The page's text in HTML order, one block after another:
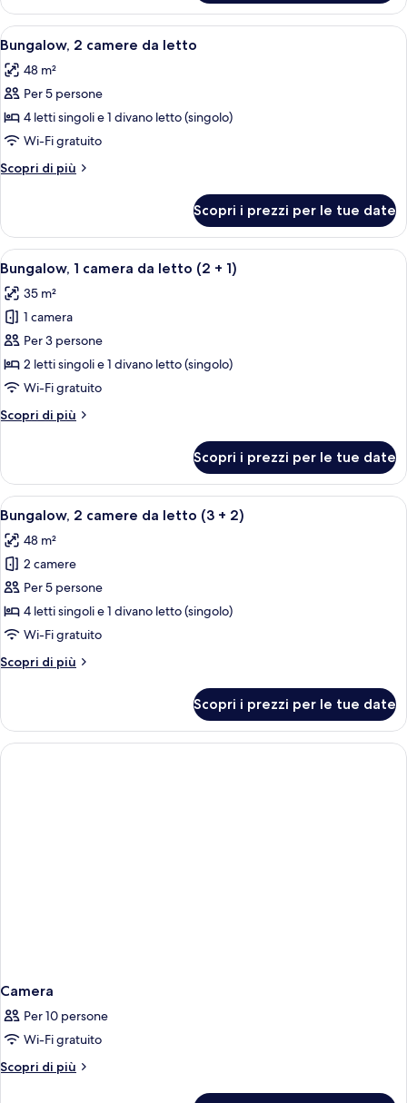
+
2)
1
camera
da
letto
(2
+
Apri
tutte
le
foto
per
Bungalow,
2
camere
letto
Una camera d'albergo con un letto
9
Bungalow, 2 camere da letto
48 m²
Per 5 persone
4 letti singoli e 1 divano letto (singolo)
Wi-Fi gratuito
Scopri di più
Altri
2
camere
da
letto
Scopri i prezzi per le tue date
Apri
tutte
le
foto
per
Bungalow,
1
da
+
1)
Tende oscuranti, culle/letti per
31
Bungalow, 1 camera da letto (2 + 1)
35 m²
1 camera
Per 3 persone
2 letti singoli e 1 divano letto (singolo)
Wi-Fi gratuito
Scopri di più
Altri
1
camera
da
letto
(2
+
1)
Scopri i prezzi per le tue date
Apri
tutte
le
foto
per
Bungalow,
2
da
+
2)
Una camera d'albergo con un letto
9
Bungalow, 2 camere da letto (3 + 2)
48 m²
2 camere
Per 5 persone
4 letti singoli e 1 divano letto (singolo)
Wi-Fi gratuito
Scopri di più
Altri
2
camere
da
Scopri i prezzi per le tue date
Camera
Per 10 persone
Wi-Fi gratuito
Scopri di più
Altri